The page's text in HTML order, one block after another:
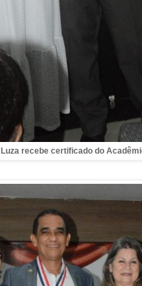
recebe certificado do